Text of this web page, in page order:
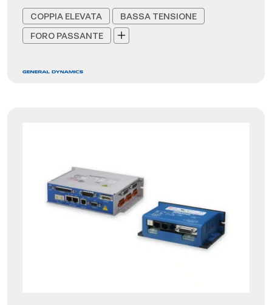
COPPIA ELEVATA
BASSA TENSIONE
FORO PASSANTE